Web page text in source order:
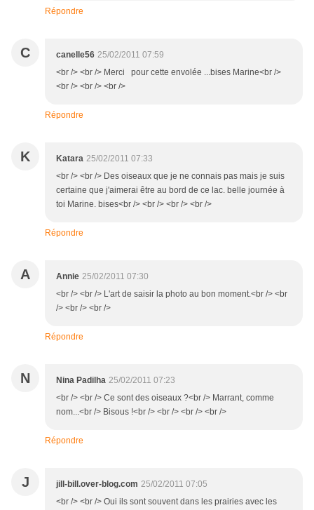
Répondre
C canelle56 25/02/2011 07:59
<br /> <br /> Merci pour cette envolée ...bises Marine<br />
<br /> <br /> <br />
Répondre
K Katara 25/02/2011 07:33
<br /> <br /> Des oiseaux que je ne connais pas mais je suis
certaine que j'aimerai être au bord de ce lac. belle journée à
toi Marine. bises<br /> <br /> <br /> <br />
Répondre
A Annie 25/02/2011 07:30
<br /> <br /> L'art de saisir la photo au bon moment.<br /> <br
/> <br /> <br />
Répondre
N Nina Padilha 25/02/2011 07:23
<br /> <br /> Ce sont des oiseaux ?<br /> Marrant, comme
nom...<br /> Bisous !<br /> <br /> <br /> <br />
Répondre
J jill-bill.over-blog.com 25/02/2011 07:05
<br /> <br /> Oui ils sont souvent dans les prairies avec les